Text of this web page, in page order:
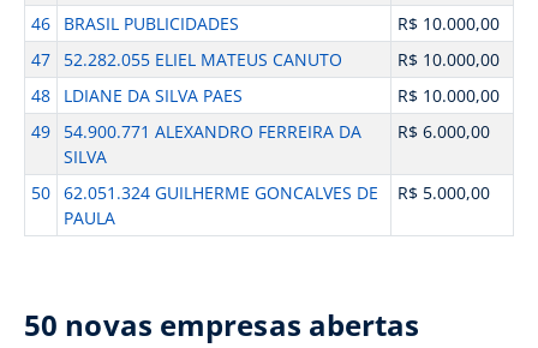
46 BRASIL PUBLICIDADES
R$ 10.000,00
47
52.282.055 ELIEL MATEUS CANUTO
R$ 10.000,00
48
LDIANE DA SILVA PAES
R$ 10.000,00
49
54.900.771 ALEXANDRO FERREIRA DA
SILVA
R$ 6.000,00
50 62.051.324 GUILHERME GONCALVES DE
PAULA
R$ 5.000,00
50 novas empresas abertas